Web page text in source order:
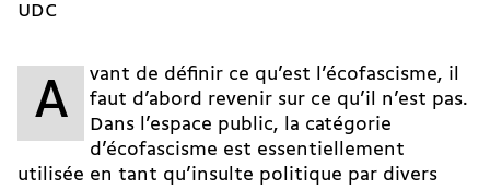
UDC
A
vant de définir ce qu’est l’écofascisme, il
faut d’abord revenir sur ce qu’il n’est pas.
Dans l’espace public, la catégorie
d’écofascisme est essentiellement
utilisée en tant qu’insulte politique par divers